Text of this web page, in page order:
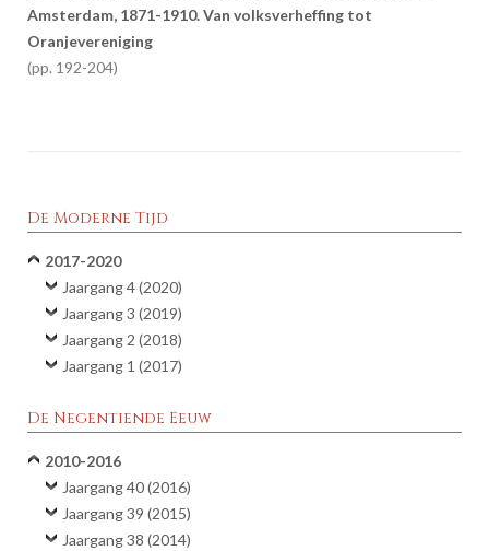
Amsterdam, 1871-1910. Van volksverheffing tot
Oranjevereniging
192-204
De Moderne Tijd
2017-2020
Jaargang 4 (2020)
Jaargang 3 (2019)
Jaargang 2 (2018)
Jaargang 1 (2017)
De Negentiende Eeuw
2010-2016
Jaargang 40 (2016)
Jaargang 39 (2015)
Jaargang 38 (2014)